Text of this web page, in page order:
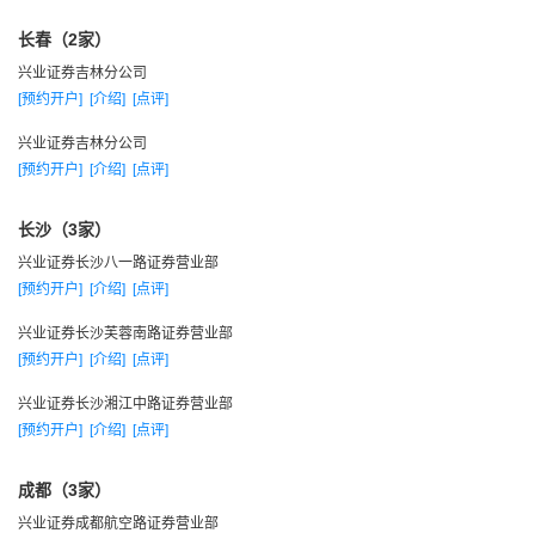
司采用客户关系管理系统（CRM）对客户不同的风险偏
理念去实施企业文化、组织结构、业务流程、人员配置、内部
南方基金管理有限公司
华夏基金管理有限公司
大成基金管理有限公司
华安基金管理有限公司
长盛基金管理有限公司
兴业证券 富国基金管理有限公司
编辑本段
公司服务
长春（2家）
兴业证券吉林分公司
[预约开户] [介绍] [点评]
兴业证券吉林分公司
[预约开户] [介绍] [点评]
长沙（3家）
兴业证券长沙八一路证券营业部
[预约开户] [介绍] [点评]
兴业证券长沙芙蓉南路证券营业部
[预约开户] [介绍] [点评]
兴业证券长沙湘江中路证券营业部
[预约开户] [介绍] [点评]
成都（3家）
兴业证券成都航空路证券营业部